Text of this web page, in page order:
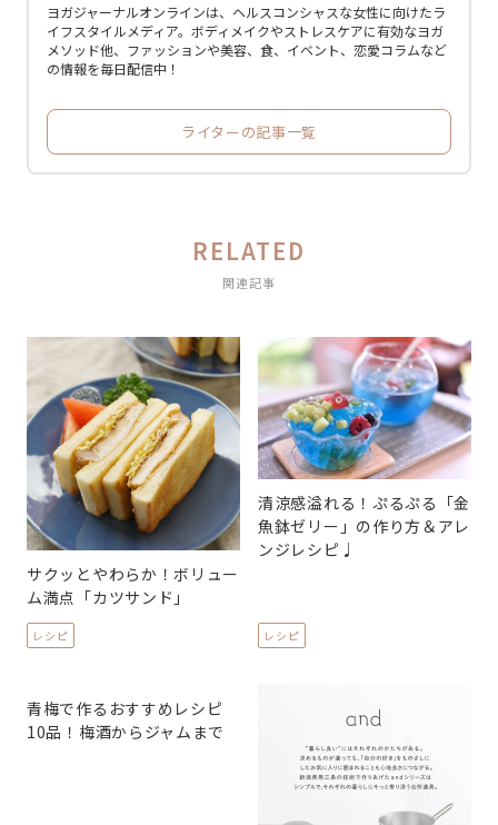
ヨガジャーナルオンラインは、ヘルスコンシャスな女性に向けたラ
イフスタイルメディア。ボディメイクやストレスケアに有効なヨガ
メソッド他、ファッションや美容、食、イベント、恋愛コラムなど
の情報を毎日配信中！
ライターの記事一覧
RELATED
関連記事
サクッとやわらか！ボリュー
ム満点「カツサンド」
レシピ
清涼感溢れる！ぷるぷる「金
魚鉢ゼリー」の作り方＆アレ
ンジレシピ♩
レシピ
青梅で作るおすすめレシピ
10品！梅酒からジャムまで